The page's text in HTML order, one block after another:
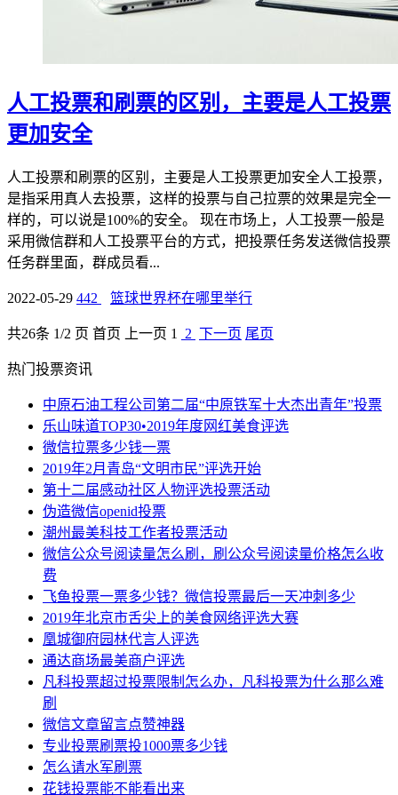
人工投票和刷票的区别，主要是人工投票
更加安全
人工投票和刷票的区别，主要是人工投票更加安全人工投票，
是指采用真人去投票，这样的投票与自己拉票的效果是完全一
样的，可以说是100%的安全。 现在市场上，人工投票一般是
采用微信群和人工投票平台的方式，把投票任务发送微信投票
任务群里面，群成员看...
2022-05-29 442 篮球世界杯在哪里举行
共26条 1/2 页 首页 上一页 1 2 下一页 尾页
热门投票资讯
中原石油工程公司第二届“中原铁军十大杰出青年”投票
乐山味道TOP30•2019年度网红美食评选
微信拉票多少钱一票
2019年2月青岛“文明市民”评选开始
第十二届感动社区人物评选投票活动
伪造微信openid投票
潮州最美科技工作者投票活动
微信公众号阅读量怎么刷，刷公众号阅读量价格怎么收
费
飞鱼投票一票多少钱？微信投票最后一天冲刺多少
2019年北京市舌尖上的美食网络评选大赛
凰城御府园林代言人评选
通达商场最美商户评选
凡科投票超过投票限制怎么办，凡科投票为什么那么难
刷
微信文章留言点赞神器
专业投票刷票投1000票多少钱
怎么请水军刷票
花钱投票能不能看出来